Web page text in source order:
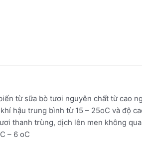
từ sữa bò tươi nguyên chất từ cao
hậu trung bình từ 15 – 25oC và độ
thanh trùng, dịch lên men không
– 6 oC